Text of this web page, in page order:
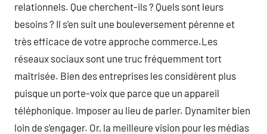
relationnels. Que cherchent-ils ? Quels sont leurs
besoins ? Il s’en suit une bouleversement pérenne et
très efficace de votre approche commerce.Les
réseaux sociaux sont une truc fréquemment tort
maîtrisée. Bien des entreprises les considèrent plus
puisque un porte-voix que parce que un appareil
téléphonique. Imposer au lieu de parler. Dynamiter bien
loin de s’engager. Or, la meilleure vision pour les médias